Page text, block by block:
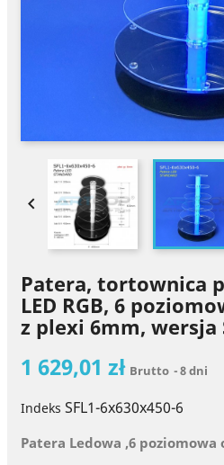

Patera, tortownica
LED RGB, 6
z plexi 6mm, wersja
1 629,01 zł Brutto 8 dni
Indeks SFL1-6x630x450-6
Patera Ledowa ,6 poziomowa